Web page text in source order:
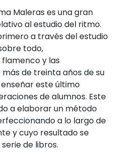
Maleras es una gran
al estudio del ritmo.
a través del estudio
todo,
y las
de treinta años de su
este último
de alumnos. Este
a elaborar un método
a lo largo de
y cuyo resultado se
de libros.